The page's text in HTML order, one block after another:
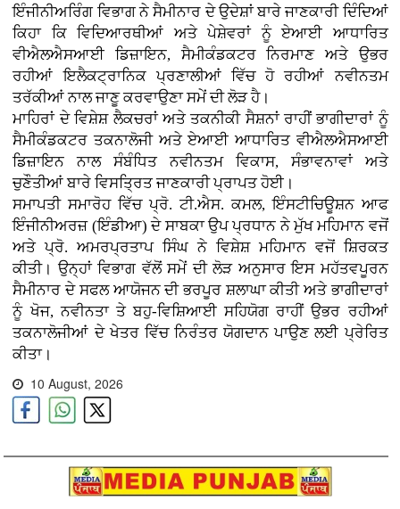
ਇੰਜੀਨੀਅਰਿੰਗ ਵਿਭਾਗ ਨੇ ਸੈਮੀਨਾਰ ਦੇ ਉਦੇਸ਼ਾਂ ਬਾਰੇ ਜਾਣਕਾਰੀ ਦਿੰਦਿਆਂ
ਕਿਹਾ ਕਿ ਵਿਦਿਆਰਥੀਆਂ ਅਤੇ ਪੇਸ਼ੇਵਰਾਂ ਨੂੰ ਏਆਈ ਆਧਾਰਿਤ
ਵੀਐਲਐਸਆਈ ਡਿਜ਼ਾਇਨ, ਸੈਮੀਕੰਡਕਟਰ ਨਿਰਮਾਣ ਅਤੇ ਉਭਰ
ਰਹੀਆਂ ਇਲੈਕਟ੍ਰਾਨਿਕ ਪ੍ਰਣਾਲੀਆਂ ਵਿੱਚ ਹੋ ਰਹੀਆਂ ਨਵੀਨਤਮ
ਤਰੱਕੀਆਂ ਨਾਲ ਜਾਣੂ ਕਰਵਾਉਣਾ ਸਮੇਂ ਦੀ ਲੋੜ ਹੈ।
ਮਾਹਿਰਾਂ ਦੇ ਵਿਸ਼ੇਸ਼ ਲੈਕਚਰਾਂ ਅਤੇ ਤਕਨੀਕੀ ਸੈਸ਼ਨਾਂ ਰਾਹੀਂ ਭਾਗੀਦਾਰਾਂ ਨੂੰ
ਸੈਮੀਕੰਡਕਟਰ ਤਕਨਾਲੋਜੀ ਅਤੇ ਏਆਈ ਆਧਾਰਿਤ ਵੀਐਲਐਸਆਈ
ਡਿਜ਼ਾਇਨ ਨਾਲ ਸੰਬੰਧਿਤ ਨਵੀਨਤਮ ਵਿਕਾਸ, ਸੰਭਾਵਨਾਵਾਂ ਅਤੇ
ਚੁਣੌਤੀਆਂ ਬਾਰੇ ਵਿਸਤ੍ਰਿਤ ਜਾਣਕਾਰੀ ਪ੍ਰਾਪਤ ਹੋਈ।
ਸਮਾਪਤੀ ਸਮਾਰੋਹ ਵਿੱਚ ਪ੍ਰੋ. ਟੀ.ਐਸ. ਕਮਲ, ਇੰਸਟੀਚਿਊਸ਼ਨ ਆਫ
ਇੰਜੀਨੀਅਰਜ਼ (ਇੰਡੀਆ) ਦੇ ਸਾਬਕਾ ਉਪ ਪ੍ਰਧਾਨ ਨੇ ਮੁੱਖ ਮਹਿਮਾਨ ਵਜੋਂ
ਅਤੇ ਪ੍ਰੋ. ਅਮਰਪ੍ਰਤਾਪ ਸਿੰਘ ਨੇ ਵਿਸ਼ੇਸ਼ ਮਹਿਮਾਨ ਵਜੋਂ ਸ਼ਿਰਕਤ
ਕੀਤੀ। ਉਨ੍ਹਾਂ ਵਿਭਾਗ ਵੱਲੋਂ ਸਮੇਂ ਦੀ ਲੋੜ ਅਨੁਸਾਰ ਇਸ ਮਹੱਤਵਪੂਰਨ
ਸੈਮੀਨਾਰ ਦੇ ਸਫਲ ਆਯੋਜਨ ਦੀ ਭਰਪੂਰ ਸ਼ਲਾਘਾ ਕੀਤੀ ਅਤੇ ਭਾਗੀਦਾਰਾਂ
ਨੂੰ ਖੋਜ, ਨਵੀਨਤਾ ਤੇ ਬਹੁ-ਵਿਸ਼ਿਆਈ ਸਹਿਯੋਗ ਰਾਹੀਂ ਉਭਰ ਰਹੀਆਂ
ਤਕਨਾਲੋਜੀਆਂ ਦੇ ਖੇਤਰ ਵਿੱਚ ਨਿਰੰਤਰ ਯੋਗਦਾਨ ਪਾਉਣ ਲਈ ਪ੍ਰੇਰਿਤ
ਕੀਤਾ।
10 August, 2026